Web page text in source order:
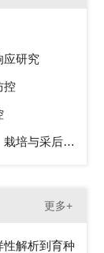
应研究
控
栽培与采后生
更多+
解析到育种